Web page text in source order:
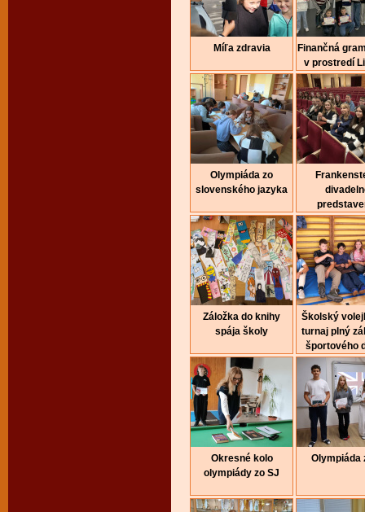
Míľa zdravia
Finančná
v prostredí
Olympiáda zo
slovenského jazyka
Záložka do knihy
spája školy
Školský
turnaj plný
športového
Okresné kolo
olympiády zo SJ
Olympiáda